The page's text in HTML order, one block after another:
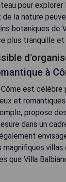
pour explorer
de la nature
botaniques de
plus tranquille et
à
est célèbre
et
propose
dans un
magnifiques
que Villa